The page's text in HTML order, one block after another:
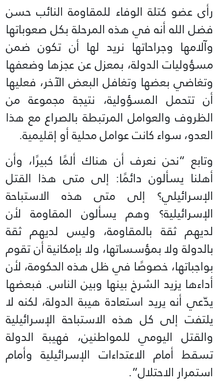
رأى عضو كتلة الوفاء للمقاومة النائب حسن
فضل الله أنه في هذه المرحلة بكل صعوباتها
وآلامها وجراحاتها نريد لها أن تكون ضمن
مسؤوليات الدولة، بمعزل عن عجزها وضعفها
وتغاضي بعضها وتغافل البعض الآخر، فعليها
أن تتحمل المسؤولية، نتيجة مجموعة من
الظروف والعوامل المرتبطة بالصراع مع هذا
العدو، سواء كانت عوامل محلية أو إقليمية.
وتابع “نحن نعرف أن هناك ألمًا كبيرًا، وأن
أهلنا يسألون دائمًا: إلى متى هذا القتل
الإسرائيلي؟ إلى متى هذه الاستباحة
الإسرائيلية؟ وهم يسألون المقاومة لأن
لديهم ثقة بالمقاومة، وليس لديهم ثقة
بالدولة ولا بمؤسساتها، ولا بإمكانية أن تقوم
بواجباتها، خصوصًا في ظل هذه الحكومة، لأن
أداءها يزيد الشرخ بينها وبين الناس. فبعضها
يدّعي أنه يريد استعادة هيبة الدولة، لكنه لا
يلتفت إلى كل هذه الاستباحة الإسرائيلية
والقتل اليومي للمواطنين، فهيبة الدولة
تسقط أمام الاعتداءات الإسرائيلية وأمام
استمرار الاحتلال”.